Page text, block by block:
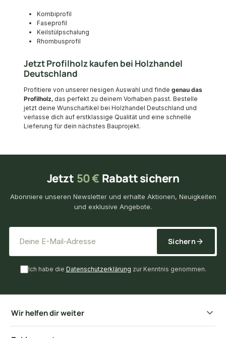
Kombiprofil
Faseprofil
Keilstülpschalung
Rhombusprofil
Jetzt Profilholz kaufen bei Holzhandel
Deutschland
Profitiere von unserer riesigen Auswahl und finde genau das
Profilholz, das perfekt zu deinem Vorhaben passt. Bestelle
jetzt deine Wunschartikel bei Holzhandel Deutschland und
verlasse dich auf erstklassige Qualität und eine schnelle
Lieferung für dein nächstes Bauprojekt.
Jetzt 50 € Rabatt sichern
Abonniere unseren Newsletter und erhalte Aktionen, Neuigkeiten
und exklusive Angebote.
Sichern
Ich habe die Datenschutzerklärung zur Kenntnis genommen.
Wir helfen dir weiter